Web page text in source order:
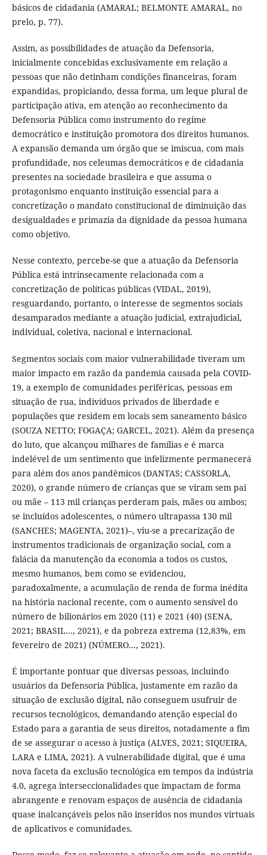
básicos de cidadania (AMARAL; BELMONTE AMARAL, no
prelo, p. 77).
Assim, as possibilidades de atuação da Defensoria,
inicialmente concebidas exclusivamente em relação a
pessoas que não detinham condições financeiras, foram
expandidas, propiciando, dessa forma, um leque plural de
participação ativa, em atenção ao reconhecimento da
Defensoria Pública como instrumento do regime
democrático e instituição promotora dos direitos humanos.
A expansão demanda um órgão que se imiscua, com mais
profundidade, nos celeumas democráticos e de cidadania
presentes na sociedade brasileira e que assuma o
protagonismo enquanto instituição essencial para a
concretização o mandato constitucional de diminuição das
desigualdades e primazia da dignidade da pessoa humana
como objetivo.
Nesse contexto, percebe-se que a atuação da Defensoria
Pública está intrinsecamente relacionada com a
concretização de políticas públicas (VIDAL, 2019),
resguardando, portanto, o interesse de segmentos sociais
desamparados mediante a atuação judicial, extrajudicial,
individual, coletiva, nacional e internacional.
Segmentos sociais com maior vulnerabilidade tiveram um
maior impacto em razão da pandemia causada pela COVID-
19, a exemplo de comunidades periféricas, pessoas em
situação de rua, indivíduos privados de liberdade e
populações que residem em locais sem saneamento básico
(SOUZA NETTO; FOGAÇA; GARCEL, 2021). Além da presença
do luto, que alcançou milhares de famílias e é marca
indelével de um sentimento que infelizmente permanecerá
para além dos anos pandêmicos (DANTAS; CASSORLA,
2020), o grande número de crianças que se viram sem pai
ou mãe – 113 mil crianças perderam pais, mães ou ambos;
se incluídos adolescentes, o número ultrapassa 130 mil
(SANCHES; MAGENTA, 2021)–, viu-se a precarização de
instrumentos tradicionais de organização social, com a
falácia da manutenção da economia a todos os custos,
mesmo humanos, bem como se evidenciou,
paradoxalmente, a acumulação de renda de forma inédita
na história nacional recente, com o aumento sensível do
número de bilionários em 2020 (11) e 2021 (40) (SENA,
2021; BRASIL..., 2021), e da pobreza extrema (12,83%, em
fevereiro de 2021) (NÚMERO..., 2021).
É importante pontuar que diversas pessoas, incluindo
usuários da Defensoria Pública, justamente em razão da
situação de exclusão digital, não conseguem usufruir de
recursos tecnológicos, demandando atenção especial do
Estado para a garantia de seus direitos, notadamente a fim
de se assegurar o acesso à justiça (ALVES, 2021; SIQUEIRA,
LARA e LIMA, 2021). A vulnerabilidade digital, que é uma
nova faceta da exclusão tecnológica em tempos da indústria
4.0, agrega interseccionalidades que impactam de forma
abrangente e renovam espaços de ausência de cidadania
quase inalcançáveis pelos não inseridos nos mundos virtuais
de aplicativos e comunidades.